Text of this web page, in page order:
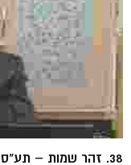
38. זהר שמות – תע"ס חלק י"ג | הרב גוטליב